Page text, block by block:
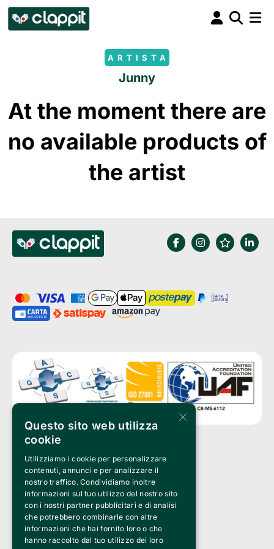
ARTISTA
Junny
At the moment there are
no available products of
the artist
Clappit is a trademark of:
Bemils Srl
a Socio Unico
Via Fosse Ardeatine, 4 -20092 Cinisello Balsamo (MI)
PI 05589050961
Iscr. C.C.I.A.A. Milano R.E.A. 1833471
© 2010-2025 Bemils Srl - All rights reserved
Credits:
×
Questo sito web utilizza
cookie
Utilizziamo i cookie per personalizzare
contenuti, annunci e per analizzare il
nostro traffico. Condividiamo inoltre
informazioni sul tuo utilizzo del nostro sito
con i nostri partner pubblicitari e di analisi
che potrebbero combinarle con altre
informazioni che hai fornito loro o che
hanno raccolto dal tuo utilizzo dei loro